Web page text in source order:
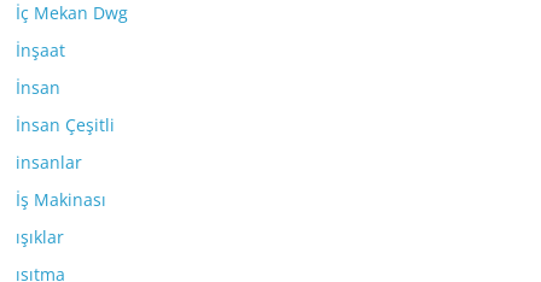
İç Mekan Dwg
İnşaat
İnsan
İnsan Çeşitli
insanlar
İş Makinası
ışıklar
ısıtma